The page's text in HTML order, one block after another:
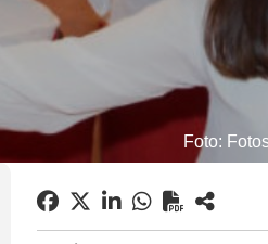
Foto: